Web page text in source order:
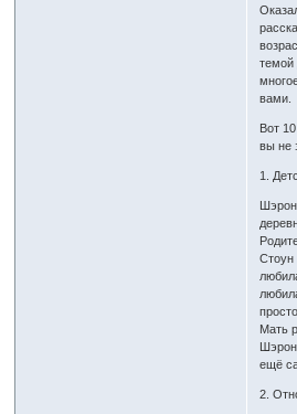
темой
вами.
Вот
вы не
1.
Стоун
Мать
ещё
2.